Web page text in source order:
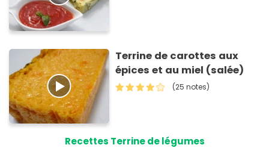
Terrine de carottes aux
épices et au miel (salée)
(25 notes)
Recettes Terrine de légumes